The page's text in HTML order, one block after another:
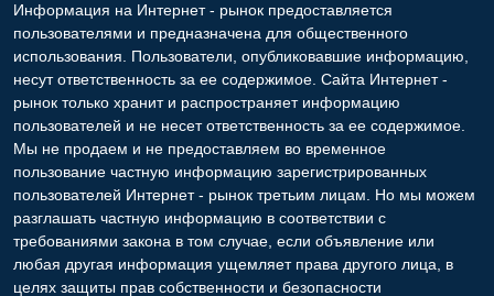
Информация на Интернет - рынок предоставляется
пользователями и предназначена для общественного
использования. Пользователи, опубликовавшие информацию,
несут ответственность за ее содержимое. Сайта Интернет -
рынок только хранит и распространяет информацию
пользователей и не несет ответственность за ее содержимое.
Мы не продаем и не предоставляем во временное
пользование частную информацию зарегистрированных
пользователей Интернет - рынок третьим лицам. Но мы можем
разглашать частную информацию в соответствии с
требованиями закона в том случае, если объявление или
любая другая информация ущемляет права другого лица, в
целях защиты прав собственности и безопасности